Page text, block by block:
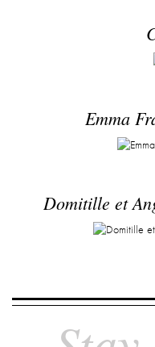
Emma
Domitille et